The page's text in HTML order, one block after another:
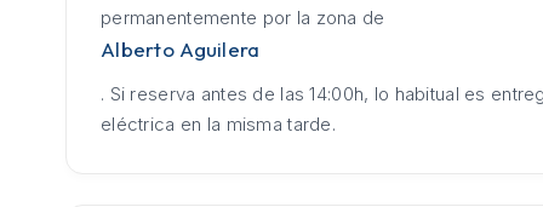
permanentemente por la zona de
Alberto Aguilera
. Si reserva antes de las 14:00h, lo habitual es
eléctrica en la misma tarde.